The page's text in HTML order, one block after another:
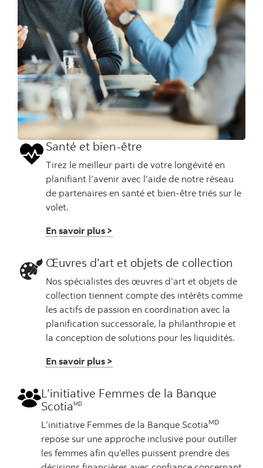
Santé et bien-être
Tirez le meilleur parti de votre longévité en
planifiant l’avenir avec l’aide de notre réseau
de partenaires en santé et bien-être triés sur le
volet.
En savoir plus >
Œuvres d’art et objets de collection
Nos spécialistes des œuvres d’art et objets de
collection tiennent compte des intérêts comme
les actifs de passion en coordination avec la
planification successorale, la philanthropie et
la conception de solutions pour les liquidités.
En savoir plus >
L’initiative Femmes de la Banque
ScotiaMD
L’initiative Femmes de la Banque ScotiaMD
repose sur une approche inclusive pour outiller
les femmes afin qu’elles puissent prendre des